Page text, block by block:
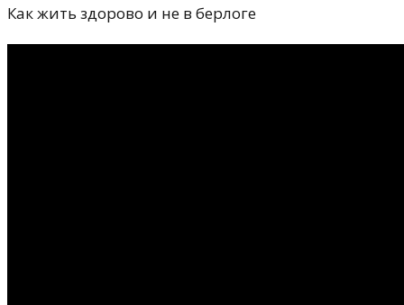
Как жить здорово и не в берлоге